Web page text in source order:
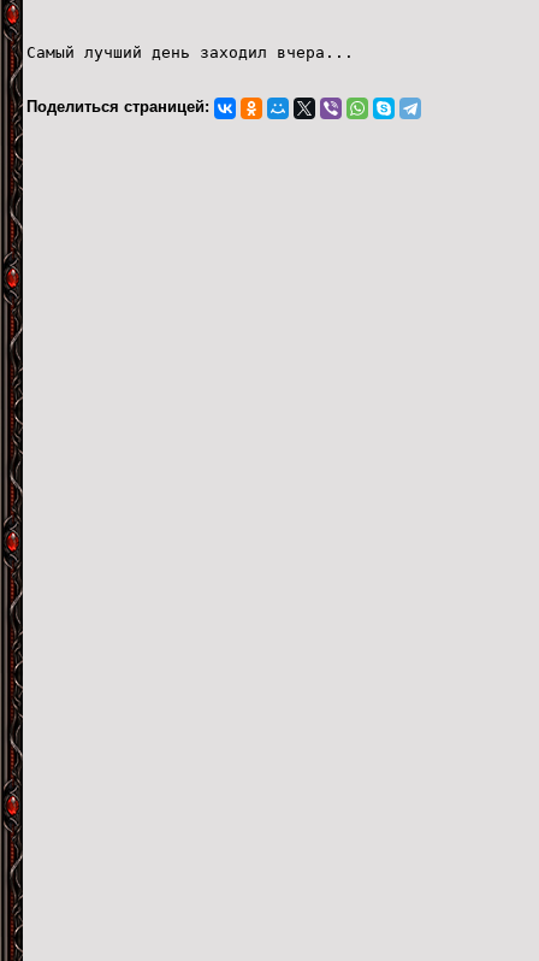
Самый лучший день заходил вчера...
Поделиться страницей: